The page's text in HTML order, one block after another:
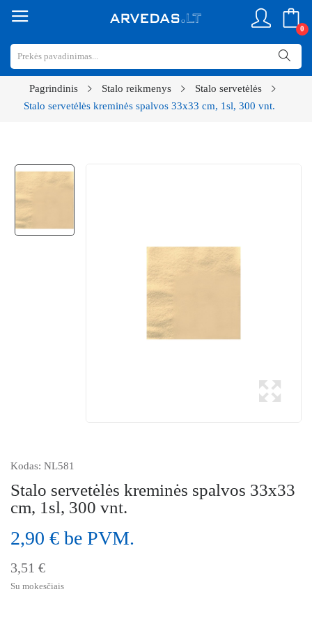
0
Pagrindinis Stalo reikmenys
Stalo servetėlės
Stalo servetėlės kreminės spalvos 33x33 cm, 1sl, 300 vnt.
Kodas: NL581
Stalo servetėlės kreminės spalvos 33x33
cm, 1sl, 300 vnt.
2,90 € be PVM.
3,51 €
Su mokesčiais